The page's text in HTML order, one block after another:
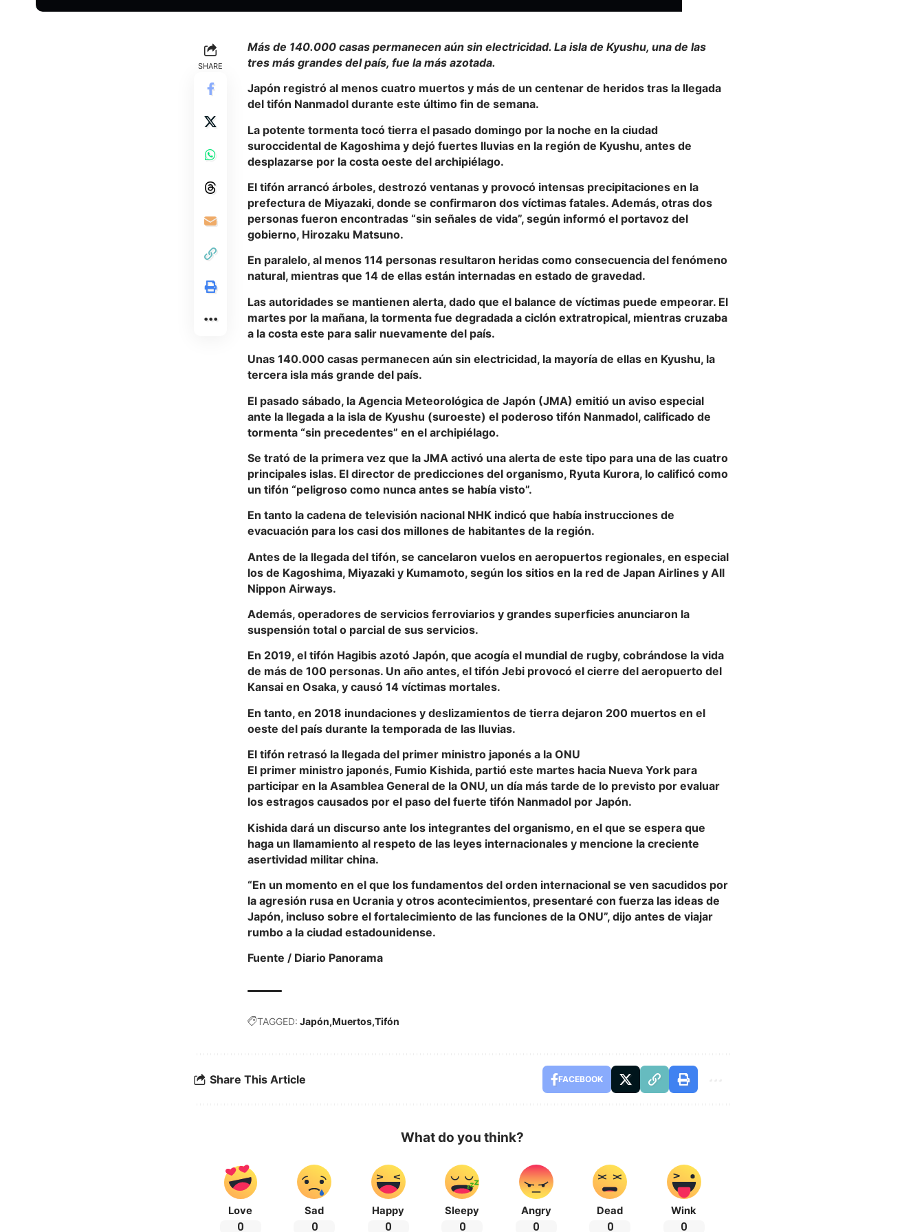
SHARE
Más de 140.000 casas permanecen aún sin electricidad. La isla de Kyushu, una de las
tres más grandes del país, fue la más azotada.
Japón registró al menos cuatro muertos y más de un centenar de heridos tras la llegada
del tifón Nanmadol durante este último fin de semana.
La potente tormenta tocó tierra el pasado domingo por la noche en la ciudad
suroccidental de Kagoshima y dejó fuertes lluvias en la región de Kyushu, antes de
desplazarse por la costa oeste del archipiélago.
El tifón arrancó árboles, destrozó ventanas y provocó intensas precipitaciones en la
prefectura de Miyazaki, donde se confirmaron dos víctimas fatales. Además, otras dos
personas fueron encontradas “sin señales de vida”, según informó el portavoz del
gobierno, Hirozaku Matsuno.
En paralelo, al menos 114 personas resultaron heridas como consecuencia del fenómeno
natural, mientras que 14 de ellas están internadas en estado de gravedad.
Las autoridades se mantienen alerta, dado que el balance de víctimas puede empeorar. El
martes por la mañana, la tormenta fue degradada a ciclón extratropical, mientras cruzaba
a la costa este para salir nuevamente del país.
Unas 140.000 casas permanecen aún sin electricidad, la mayoría de ellas en Kyushu, la
tercera isla más grande del país.
El pasado sábado, la Agencia Meteorológica de Japón (JMA) emitió un aviso especial
ante la llegada a la isla de Kyushu (suroeste) el poderoso tifón Nanmadol, calificado de
tormenta “sin precedentes” en el archipiélago.
Se trató de la primera vez que la JMA activó una alerta de este tipo para una de las cuatro
principales islas. El director de predicciones del organismo, Ryuta Kurora, lo calificó como
un tifón “peligroso como nunca antes se había visto”.
En tanto la cadena de televisión nacional NHK indicó que había instrucciones de
evacuación para los casi dos millones de habitantes de la región.
Antes de la llegada del tifón, se cancelaron vuelos en aeropuertos regionales, en especial
los de Kagoshima, Miyazaki y Kumamoto, según los sitios en la red de Japan Airlines y All
Nippon Airways.
Además, operadores de servicios ferroviarios y grandes superficies anunciaron la
suspensión total o parcial de sus servicios.
En 2019, el tifón Hagibis azotó Japón, que acogía el mundial de rugby, cobrándose la vida
de más de 100 personas. Un año antes, el tifón Jebi provocó el cierre del aeropuerto del
Kansai en Osaka, y causó 14 víctimas mortales.
En tanto, en 2018 inundaciones y deslizamientos de tierra dejaron 200 muertos en el
oeste del país durante la temporada de las lluvias.
El tifón retrasó la llegada del primer ministro japonés a la ONU
El primer ministro japonés, Fumio Kishida, partió este martes hacia Nueva York para
participar en la Asamblea General de la ONU, un día más tarde de lo previsto por evaluar
los estragos causados por el paso del fuerte tifón Nanmadol por Japón.
Kishida dará un discurso ante los integrantes del organismo, en el que se espera que
haga un llamamiento al respeto de las leyes internacionales y mencione la creciente
asertividad militar china.
“En un momento en el que los fundamentos del orden internacional se ven sacudidos por
la agresión rusa en Ucrania y otros acontecimientos, presentaré con fuerza las ideas de
Japón, incluso sobre el fortalecimiento de las funciones de la ONU”, dijo antes de viajar
rumbo a la ciudad estadounidense.
Fuente / Diario Panorama
TAGGED: Japón Muertos Tifón
Share This Article FACEBOOK
What do you think?
Love
0
Sad
0
Happy
0
Sleepy
0
Angry
0
Dead
0
Wink
0